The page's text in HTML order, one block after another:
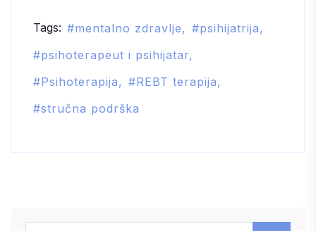
i emotivnog
zdravlje
Tags: mentalno zdravlje
psihijatrija
psihoterapeut i psihijatar
Psihoterapija
REBT terapija
stručna podrška